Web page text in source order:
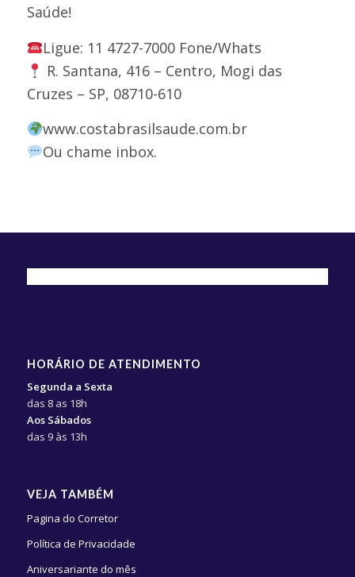
Saúde!
Ligue: 11 4727-7000 Fone/Whats
R. Santana, 416 – Centro, Mogi das
Cruzes – SP, 08710-610
www.costabrasilsaude.com.br
Ou chame inbox.
HORÁRIO DE ATENDIMENTO
Segunda a Sexta
das 8 as 18h
Aos Sábados
das 9 às 13h
VEJA TAMBÉM
Pagina do Corretor
Política de Privacidade
Aniversariante do mês